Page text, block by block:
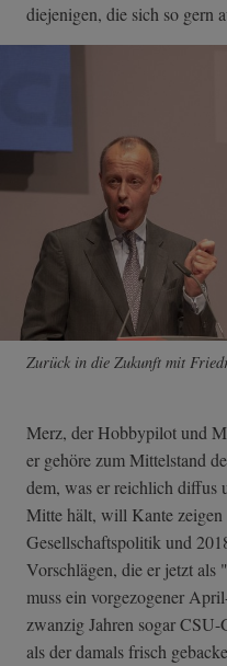
diejenigen, die sich so gern
Zurück in die Zukunft mit
Merz, der Hobbypilot und
er gehöre zum Mittelstand
dem, was er reichlich diffus
Mitte hält, will Kante zeigen
Gesellschaftspolitik und
Vorschlägen, die er jetzt
muss ein vorgezogener
zwanzig Jahren sogar
als der damals frisch